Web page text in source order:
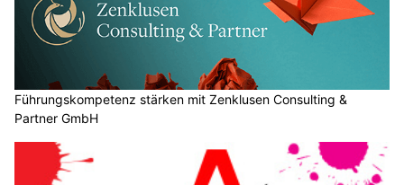
Führungskompetenz stärken mit Zenklusen Consulting &
Partner GmbH